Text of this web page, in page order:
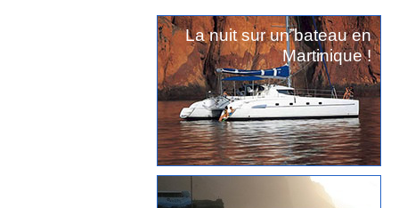
La nuit sur un bateau en
Martinique !